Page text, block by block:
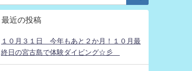
最近の投稿
１０月３１日 今年もあと２か月！１０月最
終日の宮古島で体験ダイビング☆彡